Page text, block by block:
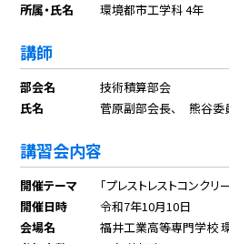
所属・氏名
環境都市工学科 4年
講師
部会名
技術積算部会
氏名
菅原副部会長、 熊谷委
講習会内容
開催テーマ
「プレストレストコンクリ
開催日時
令和7年10月10日
会場名
福井工業高等専門学校